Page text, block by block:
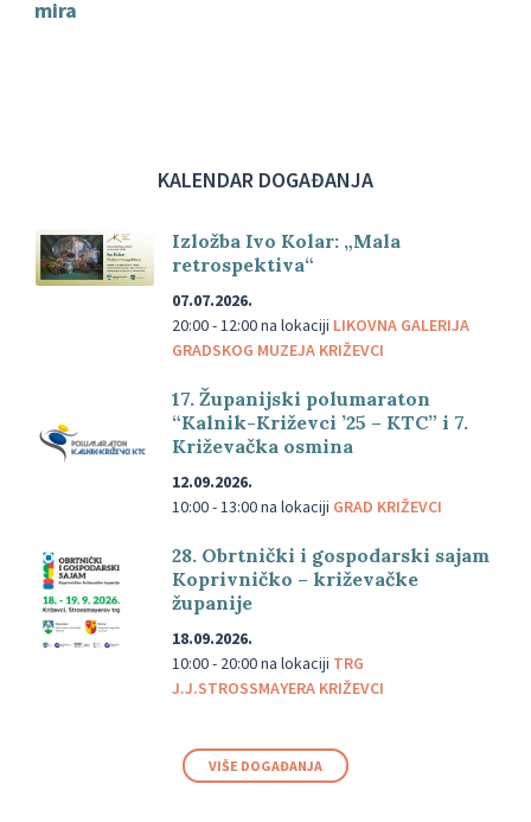
mira
KALENDAR DOGAĐANJA
Izložba Ivo Kolar: „Mala
retrospektiva“
07.07.2026.
20:00 - 12:00na lokaciji LIKOVNA GALERIJA
GRADSKOG MUZEJA KRIŽEVCI
17. Županijski polumaraton
“Kalnik-Križevci ’25 – KTC” i 7.
Križevačka osmina
12.09.2026.
10:00 - 13:00na lokaciji GRAD KRIŽEVCI
28. Obrtnički i gospodarski sajam
Koprivničko – križevačke
županije
18.09.2026.
10:00 - 20:00na lokaciji TRG
J.J.STROSSMAYERA KRIŽEVCI
VIŠE DOGAĐANJA